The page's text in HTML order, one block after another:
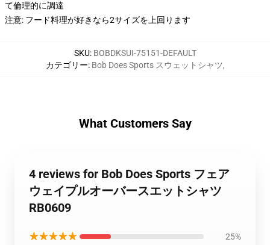
て倫理的に調達
注意: フード料理が好きなら2サイズを上回ります
SKU: BOBDKSUI-75151-DEFAULT
カテゴリー: Bob Does Sports スウェットシャツ,
What Customers Say
4 reviews for Bob Does Sports フェア
ウェイプルオーバースエットシャツ
RB0609
★★★★★ 25%